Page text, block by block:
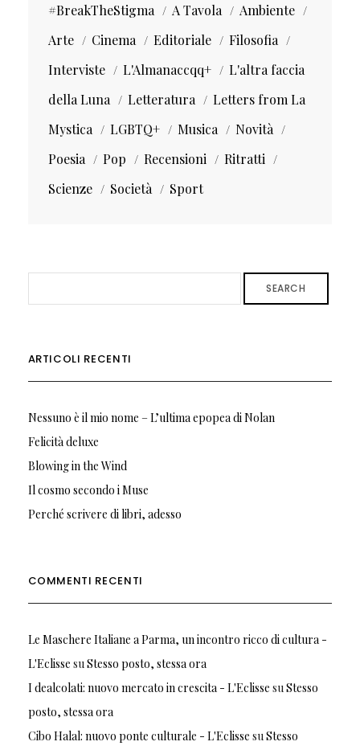
#BreakTheStigma A Tavola
Ambiente
Arte
Cinema Editoriale
Filosofia
Interviste
L'Almanaccqq+
L'altra faccia
della Luna
Letteratura
Letters from La
Mystica
LGBTQ+ Musica
Novità
Poesia
Pop Recensioni
Ritratti
Scienze
Società Sport
SEARCH
ARTICOLI RECENTI
Nessuno è il mio nome – L’ultima epopea di Nolan
Felicità deluxe
Blowing in the Wind
Il cosmo secondo i Muse
Perché scrivere di libri, adesso
COMMENTI RECENTI
Le Maschere Italiane a Parma, un incontro ricco di cultura -
L'Eclisse su Stesso posto, stessa ora
I dealcolati: nuovo mercato in crescita - L'Eclisse su Stesso
posto, stessa ora
Cibo Halal: nuovo ponte culturale - L'Eclisse su Stesso